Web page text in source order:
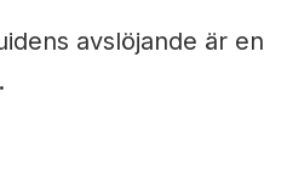
avslöjande är en